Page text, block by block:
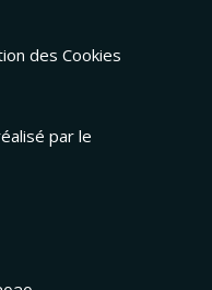
des Cookies
par le